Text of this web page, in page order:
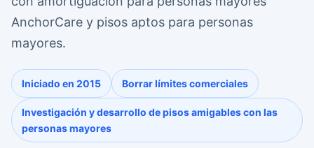
AnchorCare y pisos aptos para personas
mayores.
Iniciado en 2015 Borrar límites comerciales
Investigación y desarrollo de pisos amigables con las
personas mayores